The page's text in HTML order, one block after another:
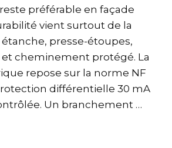
préférable en façade
vient surtout de la
étanche, presse-étoupes,
cheminement protégé. La
repose sur la norme NF
différentielle 30 mA
Un branchement …